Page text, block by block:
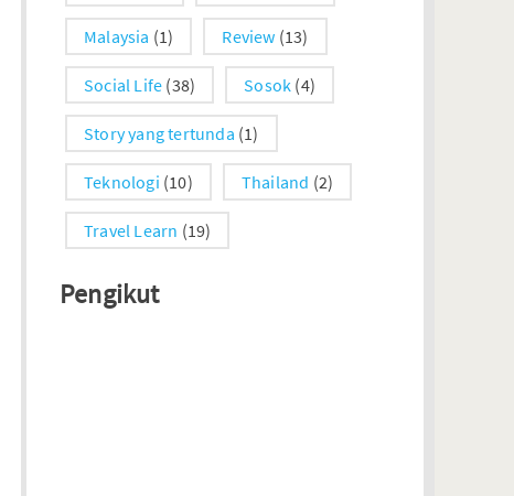
Malaysia (1) Review (13)
Social Life (38) Sosok (4)
Story yang tertunda (1)
Teknologi (10) Thailand (2)
Travel Learn (19)
Pengikut